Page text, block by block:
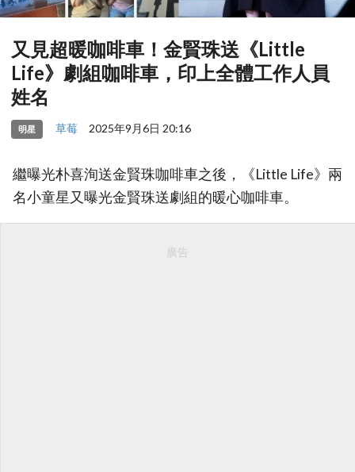
又見超暖咖啡車！金賢珠送《Little
Life》劇組咖啡車，印上全體工作人員
姓名
明星 草莓 2025年9月6日 20:16
繼曝光朴喜洵送金賢珠咖啡車之後，《Little Life》兩
名小童星又曝光金賢珠送劇組的暖心咖啡車。
廣告